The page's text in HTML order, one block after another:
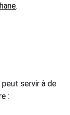
.
servir à de
: